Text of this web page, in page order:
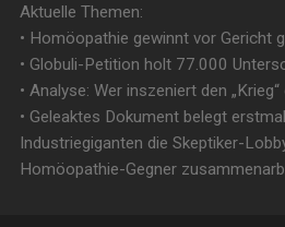
Aktuelle Themen:
• Homöopathie gewinnt vor Gericht
• Globuli-Petition holt 77.000
• Analyse: Wer inszeniert den
• Geleaktes Dokument belegt
Industriegiganten die Skeptiker-
Homöopathie-Gegner